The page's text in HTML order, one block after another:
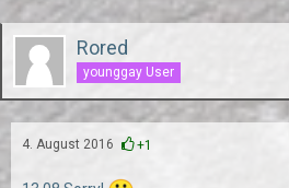
Rored
younggay User
4. August 2016 +1